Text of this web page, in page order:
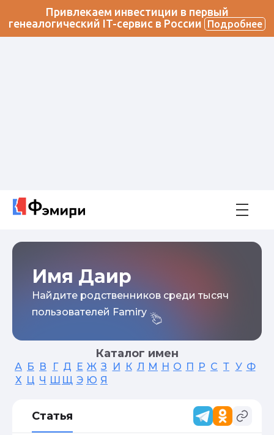
Привлекаем инвестиции в первый
генеалогический IT-сервис в России
Подробнее
Имя Даир
Найдите родственников среди тысяч
пользователей Famiry
Каталог имен
А Б В Г Д Е Ж З И К Л М Н О П Р С Т У Ф
Х Ц Ч Ш Щ Э Ю Я
Статья